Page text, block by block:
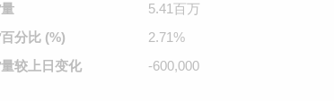
5.41百万
分比 (%)
2.71%
较 上日变化 -600,000